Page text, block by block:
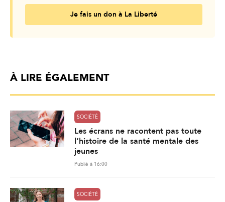
Je fais un don à La Liberté
À LIRE ÉGALEMENT
SOCIÉTÉ
Les écrans ne racontent pas toute
l’histoire de la santé mentale des
jeunes
Publié à 16:00
SOCIÉTÉ